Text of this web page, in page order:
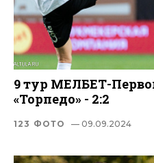
9 тур МЕЛБЕТ-
«Торпедо» - 2:2
123 ФОТО — 09.09.2024